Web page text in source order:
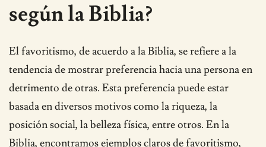
según la Biblia?
El favoritismo, de acuerdo a la Biblia, se refiere a la
tendencia de mostrar preferencia hacia una persona en
detrimento de otras. Esta preferencia puede estar
basada en diversos motivos como la riqueza, la
posición social, la belleza física, entre otros. En la
Biblia, encontramos ejemplos claros de favoritismo,